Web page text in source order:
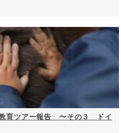
育ツアー報告 〜その３ ドイ